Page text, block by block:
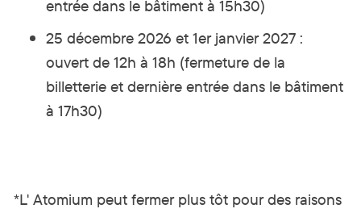
entrée dans le bâtiment à 15h30)
25 décembre 2026 et 1er janvier 2027 :
ouvert de 12h à 18h (fermeture de la
billetterie et dernière entrée dans le bâtiment
à 17h30)
*L' Atomium peut fermer plus tôt pour des raisons